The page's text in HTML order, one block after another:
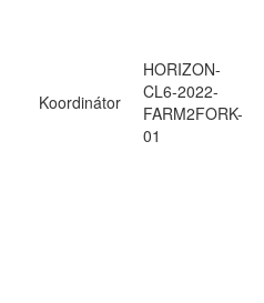
Koordinátor
HORIZON-
CL6-2022-
FARM2FORK-
01